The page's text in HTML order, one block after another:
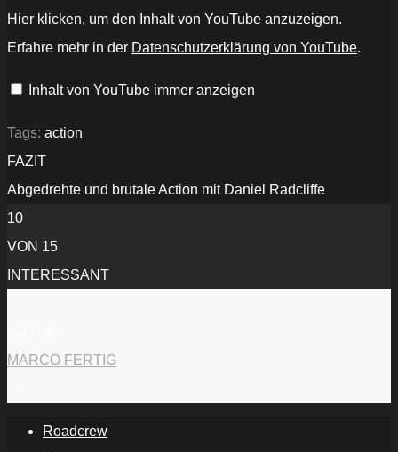
„GUNS
AKIMBO
German
Exklusiv“
anzeigen
Hier klicken, um den Inhalt von YouTube anzuzeigen.
Erfahre mehr in der Datenschutzerklärung von YouTube.
Inhalt von YouTube immer anzeigen
Tags: action
FAZIT
Abgedrehte und brutale Action mit Daniel Radcliffe
10
VON 15
INTERESSANT
MARCO FERTIG
Roadcrew